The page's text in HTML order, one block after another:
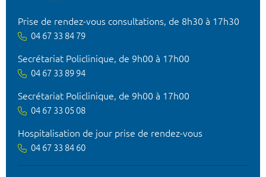
Prise de rendez-vous consultations, de 8h30 à 17h30
04 67 33 84 79
Secrétariat Policlinique, de 9h00 à 17h00
04 67 33 89 94
Secrétariat Policlinique, de 9h00 à 17h00
04 67 33 05 08
Hospitalisation de jour prise de rendez-vous
04 67 33 84 60